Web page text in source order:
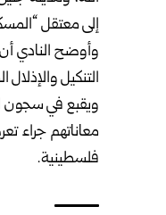
إلى معتقل
وأوضح النادي
التنكيل والإذلال
معاناتهم جراء
فلسطينية.